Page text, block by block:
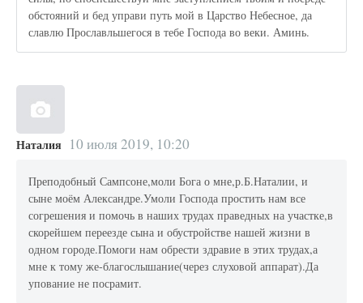
обстояний и бед управи путь мой в Царство Небесное, да
славлю Прославльшегося в тебе Господа во веки. Аминь.
Наталия 10 июля 2019, 10:20
Преподобный Сампсоне,моли Бога о мне,р.Б.Наталии, и
сыне моём Александре.Умоли Господа простить нам все
согрешения и помочь в наших трудах праведных на участке,в
скорейшем переезде сына и обустройстве нашей жизни в
одном городе.Помоги нам обрести здравие в этих трудах,а
мне к тому же-благослышание(через слуховой аппарат).Да
упование не посрамит.